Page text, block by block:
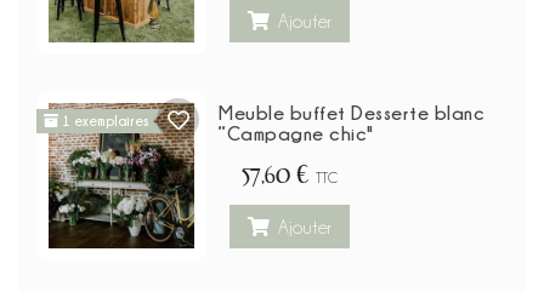
Ajouter
1 exemplaires
Meuble buffet Desserte blanc
“Campagne chic"
57,60 € TTC
Ajouter